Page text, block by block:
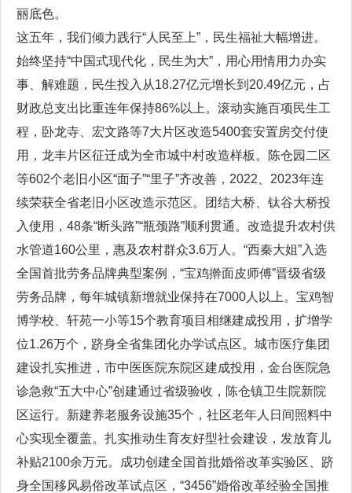
丽底色。
这五年，我们倾力践行“人民至上”，民生福祉大幅增进。
始终坚持“中国式现代化，民生为大”，用心用情用力办实
事、解难题，民生投入从18.27亿元增长到20.49亿元，占
财政总支出比重连年保持86%以上。滚动实施百项民生工
程，卧龙寺、宏文路等7大片区改造5400套安置房交付使
用，龙丰片区征迁成为全市城中村改造样板。陈仓园二区
等602个老旧小区“面子”“里子”齐改善，2022、2023年连
续荣获全省老旧小区改造示范区。团结大桥、钛谷大桥投
入使用，48条“断头路”“瓶颈路”顺利贯通。改造提升农村供
水管道160公里，惠及农村群众3.6万人。“西秦大姐”入选
全国首批劳务品牌典型案例，“宝鸡擀面皮师傅”晋级省级
劳务品牌，每年城镇新增就业保持在7000人以上。宝鸡智
博学校、轩苑一小等15个教育项目相继建成投用，扩增学
位1.26万个，跻身全省集团化办学试点区。城市医疗集团
建设扎实推进，市中医医院东院区建成投用，金台医院急
诊急救“五大中心”创建通过省级验收，陈仓镇卫生院新院
区运行。新建养老服务设施35个，社区老年人日间照料中
心实现全覆盖。扎实推动生育友好型社会建设，发放育儿
补贴2100余万元。成功创建全国首批婚俗改革实验区、跻
身全国移风易俗改革试点区，“3456”婚俗改革经验全国推